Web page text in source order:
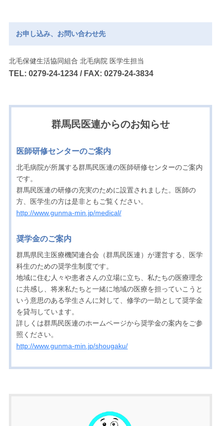
お申し込み、お問い合わせ先
北毛保健生活協同組合 北毛病院 医学生担当
TEL: 0279-24-1234 / FAX: 0279-24-3834
群馬民医連からのお知らせ
医師研修センターのご案内
北毛病院が所属する群馬民医連の医師研修センターのご案内
です。
群馬民医連の研修の充実のために設置されました。医師の
方、医学生の方は是非ともご覧ください。
http://www.gunma-min.jp/medical/
奨学金のご案内
群馬県民主医療機関連合会（群馬民医連）が運営する、医学
科生のための奨学生制度です。
地域に住む人々や患者さんの立場に立ち、私たちの医療理念
に共感し、将来私たちと一緒に地域の医療を担っていこうと
いう意思のある学生さんに対して、修学の一助として奨学金
を貸与しています。
詳しくは群馬民医連のホームページから奨学金の案内をご参
照ください。
http://www.gunma-min.jp/shougaku/